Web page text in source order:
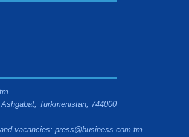
Turkmenistan, 744000
vacancies: press@business.com.tm